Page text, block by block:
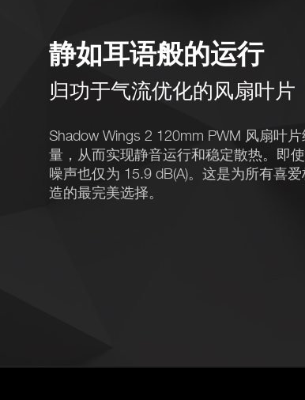
静如耳语般的运行
归功于气流优化的风扇叶片
Shadow Wings 2 120mm PWM 风扇叶
量，从而实现静音运行和稳定散热。即
噪声也仅为 15.9 dB(A)。这是为所有喜
造的最完美选择。